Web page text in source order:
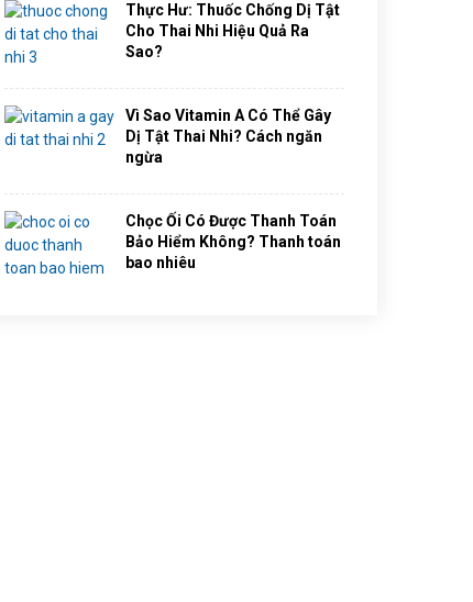
Thực Hư: Thuốc Chống Dị Tật
Cho Thai Nhi Hiệu Quả Ra
Sao?
Vì Sao Vitamin A Có Thể Gây
Dị Tật Thai Nhi? Cách ngăn
ngừa
Chọc Ối Có Được Thanh Toán
Bảo Hiểm Không? Thanh toán
bao nhiêu